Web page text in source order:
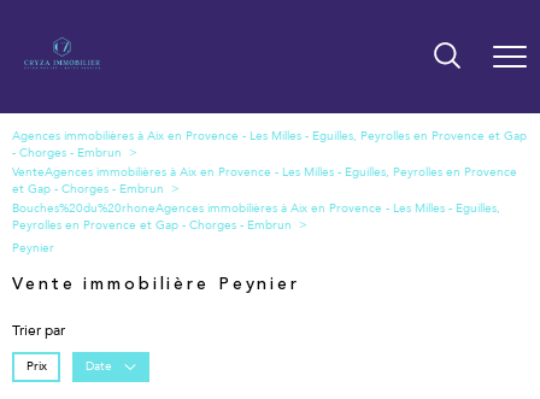
Vente
Bouches%20du%20rhone
Peynier
Vente immobilière Peynier
Trier par
Prix Date